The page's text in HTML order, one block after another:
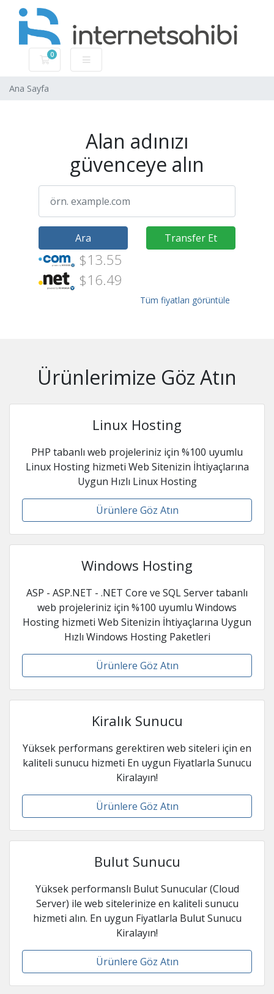
0
Sepet
Ana Sayfa
Alan adınızı
güvenceye alın
Ara Transfer Et
$13.55
$16.49
Tüm fiyatları görüntüle
Ürünlerimize Göz Atın
Linux Hosting
PHP tabanlı web projeleriniz için %100 uyumlu
Linux Hosting hizmeti Web Sitenizin İhtiyaçlarına
Uygun Hızlı Linux Hosting
Ürünlere Göz Atın
Windows Hosting
ASP - ASP.NET - .NET Core ve SQL Server tabanlı
web projeleriniz için %100 uyumlu Windows
Hosting hizmeti Web Sitenizin İhtiyaçlarına Uygun
Hızlı Windows Hosting Paketleri
Ürünlere Göz Atın
Kiralık Sunucu
Yüksek performans gerektiren web siteleri için en
kaliteli sunucu hizmeti En uygun Fiyatlarla Sunucu
Kiralayın!
Ürünlere Göz Atın
Bulut Sunucu
Yüksek performanslı Bulut Sunucular (Cloud
Server) ile web sitelerinize en kaliteli sunucu
hizmeti alın. En uygun Fiyatlarla Bulut Sunucu
Kiralayın!
Ürünlere Göz Atın